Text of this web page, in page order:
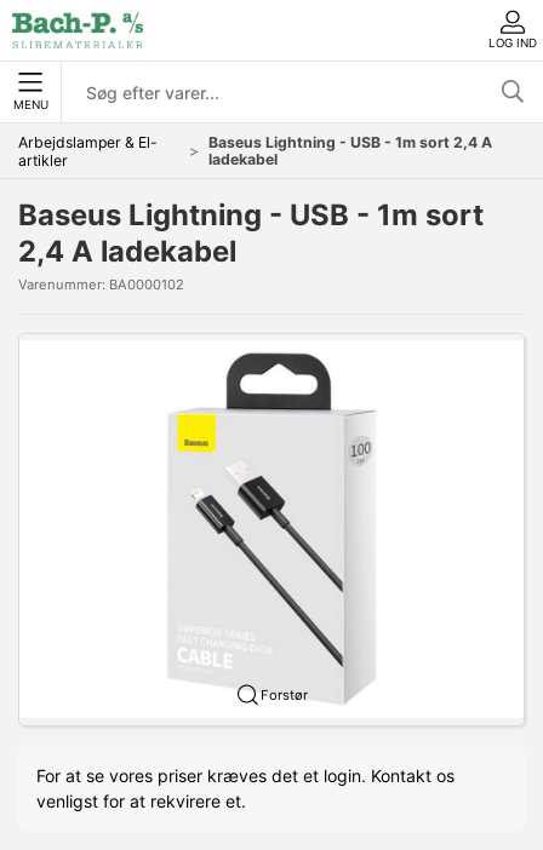
LOG IND
MENU
Arbejdslamper & El-
artikler
Baseus Lightning - USB - 1m sort 2,4 A
ladekabel
Baseus Lightning - USB - 1m sort
2,4 A ladekabel
Varenummer: BA0000102
Forstør
For at se vores priser kræves det et login. Kontakt os
venligst for at rekvirere et.